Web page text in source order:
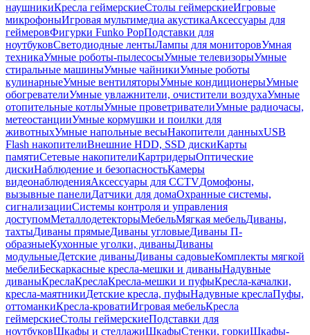
наушникиКресла геймерскиеСтолы геймерскиеИгровые
микрофоныИгровая мультимедиа акустикаАксессуары для
геймеровФигурки Funko PopПодставки для
ноутбуковСветодиодные лентыЛампы для мониторовУмная
техникаУмные роботы-пылесосыУмные телевизорыУмные
стиральные машиныУмные чайникиУмные роботы
кулинарныеУмные вентиляторыУмные кондиционерыУмные
обогревателиУмные увлажнители, очистители воздухаУмные
отопительные котлыУмные проветривателиУмные радиочасы,
метеостанцииУмные кормушки и поилки для
животныхУмные напольные весыНакопители данныхUSB
Flash накопителиВнешние HDD, SSD дискиКарты
памятиСетевые накопителиКартридерыОптические
дискиНаблюдение и безопасностьКамеры
видеонаблюденияАксессуары для CCTVДомофоны,
вызывные панелиДатчики для домаОхранные системы,
сигнализацииСистемы контроля и управления
доступомМеталлодетекторыМебельМягкая мебельДиваны,
тахтыДиваны прямыеДиваны угловыеДиваны П-
образныеКухонные уголки, диваныДиваны
модульныеДетские диваныДиваны садовыеКомплекты мягкой
мебелиБескаркасные кресла-мешки и диваныНадувные
диваныКреслаКреслаКресла-мешки и пуфыКресла-качалки,
кресла-маятникиДетские кресла, пуфыНадувные креслаПуфы,
оттоманкиКресла-кроватиИгровая мебельКресла
геймерскиеСтолы геймерскиеПодставки для
ноутбуковШкафы и стеллажиШкафыСтенки, горкиШкафы-